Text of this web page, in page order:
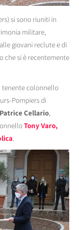
si sono riuniti in
militare,
giovani reclute e di
che si è recentemente
tenente colonnello
Pompiers di
Patrice Cellario,
Tony Varo,
.